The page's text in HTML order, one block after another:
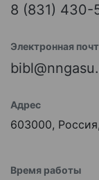
8 (831) 430-
Электронная
Адрес
603000,
Время работы